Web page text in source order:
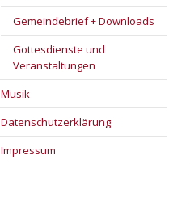
Gemeindebrief + Downloads
Gottesdienste und
Veranstaltungen
Musik
Datenschutzerklärung
Impressum